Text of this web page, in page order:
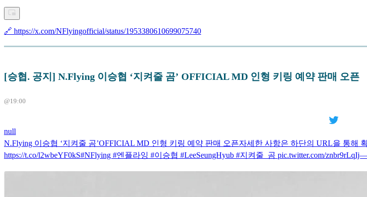
🔗 https://x.com/NFlyingofficial/status/1953380610699075740
[승협. 공지] N.Flying 이승협 ‘지켜줄 곰’ OFFICIAL MD 인형 키링 예약 판매 오픈
@19:00
null
N.Flying 이승협 ‘지켜줄 곰’OFFICIAL MD 인형 키링 예약 판매 오픈자세한 사항은 하단의 URL을 통해
https://t.co/l2wbeYF0kS#NFlying #엔플라잉 #이승협 #LeeSeungHyub #지켜줄_곰 pic.twitter.com/